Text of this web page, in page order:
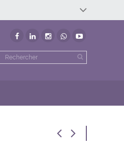
économique
territorial